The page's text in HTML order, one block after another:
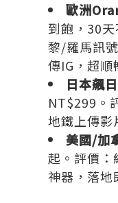
歐洲
到飽，30
黎/羅馬訊
傳IG，超順
日本飆
NT$299。
地鐵上傳影
美國/加
起。評價：
神器，落地